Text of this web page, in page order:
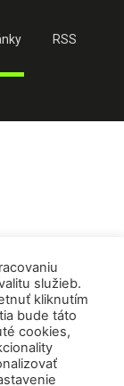
RSS
služieb.
kliknutím
bude táto
cookies,